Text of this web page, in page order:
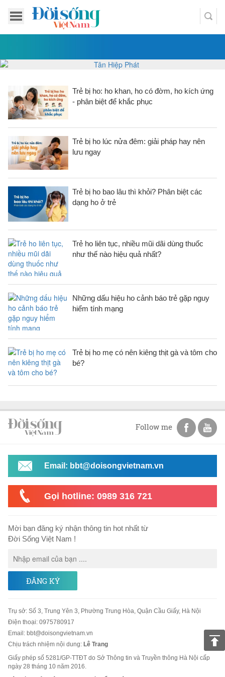
Trẻ bị ho: ho khan, ho có đờm, ho kích ứng
- phân biệt để khắc phục
Trẻ bị ho lúc nửa đêm: giải pháp hay nên
lưu ngay
Trẻ bị ho bao lâu thì khỏi? Phân biệt các
dạng ho ở trẻ
Trẻ ho liên tục, nhiều mũi dãi dùng thuốc
như thế nào hiệu quả nhất?
Những dấu hiệu ho cảnh báo trẻ gặp nguy
hiểm tính mạng
Trẻ bị ho mẹ có nên kiêng thịt gà và tôm cho
bé?
Follow me
Email: bbt@doisongvietnam.vn
Gọi hotline: 0989 316 721
Mời bạn đăng ký nhận thông tin hot nhất từ
Đời Sống Việt Nam !
ĐĂNG KÝ
Trụ sở: Số 3, Trung Yên 3, Phường Trung Hòa, Quận Cầu Giấy, Hà Nội
Điện thoại: 0975780917
Email : bbt@doisongvietnam.vn
Chịu trách nhiệm nội dung: Lê Trang
Giấy phép số 5281/GP-TTĐT do Sở Thông tin và Truyền thông Hà Nội cấp
ngày 28 tháng 10 năm 2016.